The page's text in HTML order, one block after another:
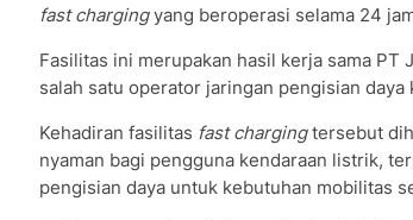
fast chargingyang beroperasi selama 24
Fasilitas ini merupakan hasil kerja sama
salah satu operator jaringan pengisian
Kehadiran fasilitas fast chargingtersebut
nyaman bagi pengguna kendaraan listrik,
pengisian daya untuk kebutuhan mobilitas